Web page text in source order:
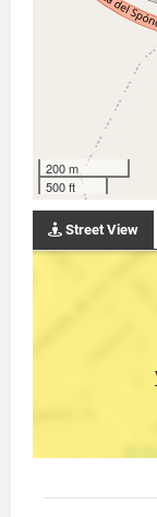
200 m
500 ft
Street View